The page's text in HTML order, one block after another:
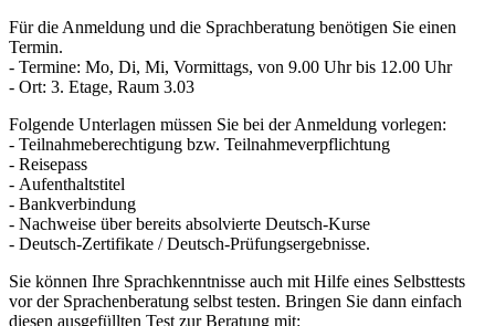
Für die Anmeldung und die Sprachberatung benötigen Sie einen
Termin.
- Termine: Mo, Di, Mi, Vormittags, von 9.00 Uhr bis 12.00 Uhr
- Ort: 3. Etage, Raum 3.03
Folgende Unterlagen müssen Sie bei der Anmeldung vorlegen:
- Teilnahmeberechtigung bzw. Teilnahmeverpflichtung
- Reisepass
- Aufenthaltstitel
- Bankverbindung
- Nachweise über bereits absolvierte Deutsch-Kurse
- Deutsch-Zertifikate / Deutsch-Prüfungsergebnisse.
Sie können Ihre Sprachkenntnisse auch mit Hilfe eines Selbsttests
vor der Sprachenberatung selbst testen. Bringen Sie dann einfach
diesen ausgefüllten Test zur Beratung mit: